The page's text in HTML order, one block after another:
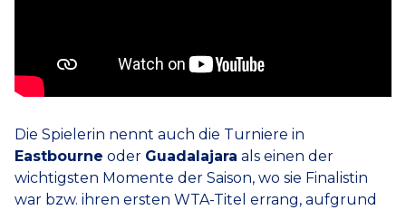
Die Spielerin nennt auch die Turniere in
Eastbourne oder Guadalajara als einen der
wichtigsten Momente der Saison, wo sie Finalistin
war bzw. ihren ersten WTA-Titel errang, aufgrund